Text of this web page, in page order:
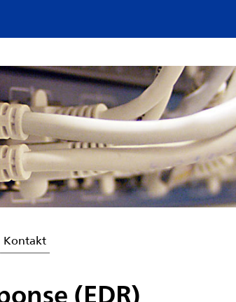
Kontakt
(EDR)